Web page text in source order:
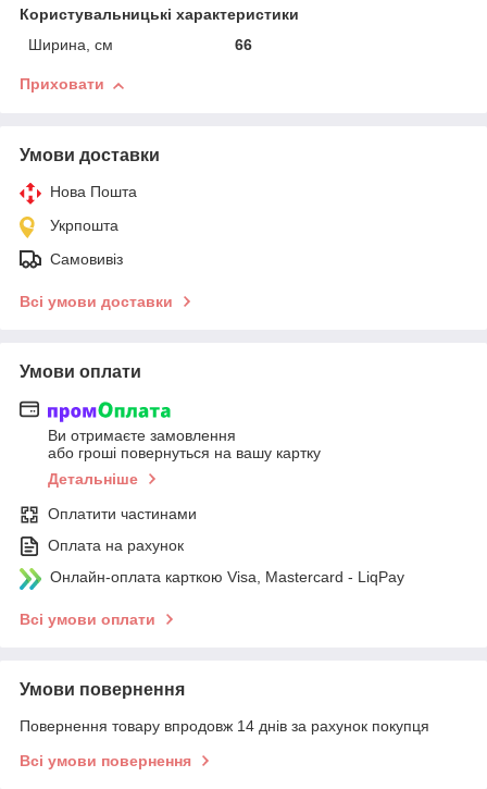
Користувальницькі характеристики
Ширина, см
66
Приховати
Умови доставки
Нова Пошта
Укрпошта
Самовивіз
Всі умови доставки
Умови оплати
Ви отримаєте замовлення
або гроші повернуться на вашу картку
Детальніше
Оплатити частинами
Оплата на рахунок
Онлайн-оплата карткою Visa, Mastercard - LiqPay
Всі умови оплати
Умови повернення
Повернення товару впродовж 14 днів за рахунок покупця
Всі умови повернення